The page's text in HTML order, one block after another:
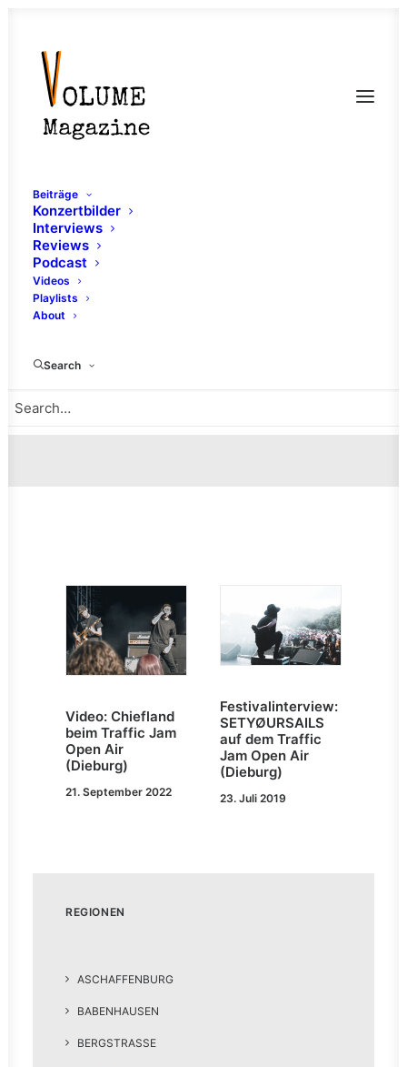
Beiträge
Konzertbilder
Interviews
Reviews
Podcast
Videos
Playlists
About
Search
Video: Chiefland
beim Traffic Jam
Open Air
(Dieburg)
21. September 2022
Festivalinterview:
SETYØURSAILS
auf dem Traffic
Jam Open Air
(Dieburg)
23. Juli 2019
REGIONEN
ASCHAFFENBURG
BABENHAUSEN
BERGSTRASSE